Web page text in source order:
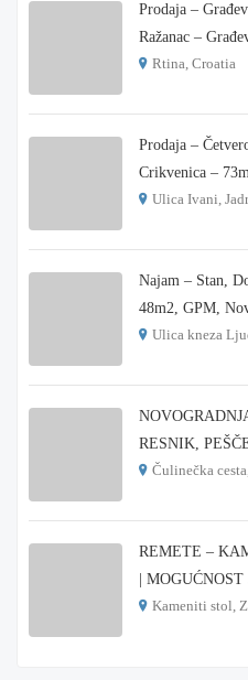
Prodaja –
Ražanac –
Rtina, Croatia
Prodaja –
Crikvenica –
Ulica Ivani,
Najam – Stan,
48m2, GPM,
Ulica kneza
RESNIK,
Čulinečka
REMETE –
|
Kameniti stol,